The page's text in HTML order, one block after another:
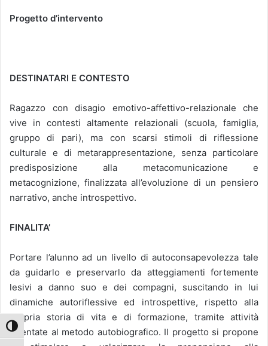
Attiva/disattiva alto contrasto
Progetto d’intervento
DESTINATARI E CONTESTO
Ragazzo con disagio emotivo-affettivo-relazionale che
vive in contesti altamente relazionali (scuola, famiglia,
gruppo di pari), ma con scarsi stimoli di riflessione
culturale e di metarappresentazione, senza particolare
predisposizione alla metacomunicazione e
metacognizione, finalizzata all’evoluzione di un pensiero
narrativo, anche introspettivo.
FINALITA’
Portare l’alunno ad un livello di autoconsapevolezza tale
da guidarlo e preservarlo da atteggiamenti fortemente
lesivi a danno suo e dei compagni, suscitando in lui
dinamiche autoriflessive ed introspettive, rispetto alla
propria storia di vita e di formazione, tramite attività
orientate al metodo autobiografico. Il progetto si propone